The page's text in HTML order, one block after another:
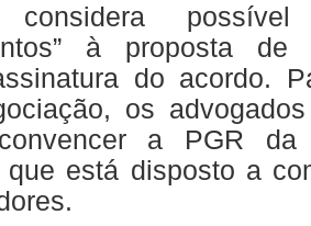
à proposta de
do acordo.
os
a PGR da
que está disposto a